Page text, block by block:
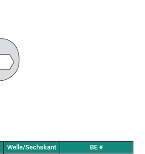
Welle/Sechskant
BE #